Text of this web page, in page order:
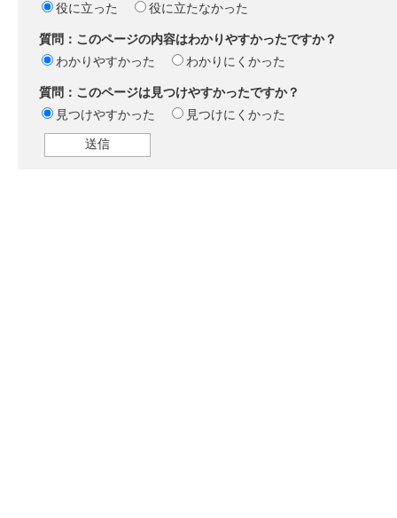
役に立った
役に立たなかった
質問：このページの内容はわかりやすかったですか？
わかりやすかった
わかりにくかった
質問：このページは見つけやすかったですか？
見つけやすかった
見つけにくかった